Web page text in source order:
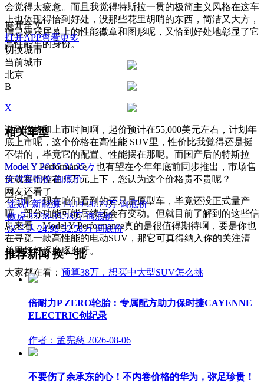
会觉得太疲惫。而且我觉得特斯拉一贯的极简主义风格在这车
上也体现得恰到好处，没那些花里胡哨的东西，简洁又大方，
信息娱乐屏幕上的性能徽章和图形呢，又恰到好处地彰显了它
高性能车的身份。
说到价格和上市时间啊，起价预计在55,000美元左右，计划年
底上市呢，这个价格在高性能 SUV里，性价比我觉得还是挺
不错的，毕竟它的配置、性能摆在那呢。而国产后的特斯拉
Model Y Performance，也有望在今年年底前同步推出，市场售
价或将把控在35万元上下，您认为这个价格贵不贵呢？
不过呢，现在咱们看到的还只是原型车，毕竟还没正式量产
嘛，部分功能可能后续还会有变动。但就目前了解到的这些信
息来看，Model Y Performance真的是很值得期待啊，要是你也
在寻觅一款高性能的电动SUV，那它可真得纳入你的关注清
单里好好琢磨琢磨呀。
大家都在看： 预算38万，想买中大型SUV怎么挑
展开全文
打开APP查看更多
切换城市
当前城市
北京
B
X
相关车型
Model Y 26.35-31.35万
支付宝询价 询底价
网友还看了
途观L新能源 19.19-20.79万 询底价
傲虎 35.98-35.98万 询底价
汉兰达 24.98-32.58万 询底价
推荐新闻换一批
倍耐力P ZERO轮胎：专属配方助力保时捷CAYENNE
ELECTRIC创纪录
作者：孟宪慈 2026-08-06
不要伤了余承东的心！不内卷价格的华为，弥足珍贵！